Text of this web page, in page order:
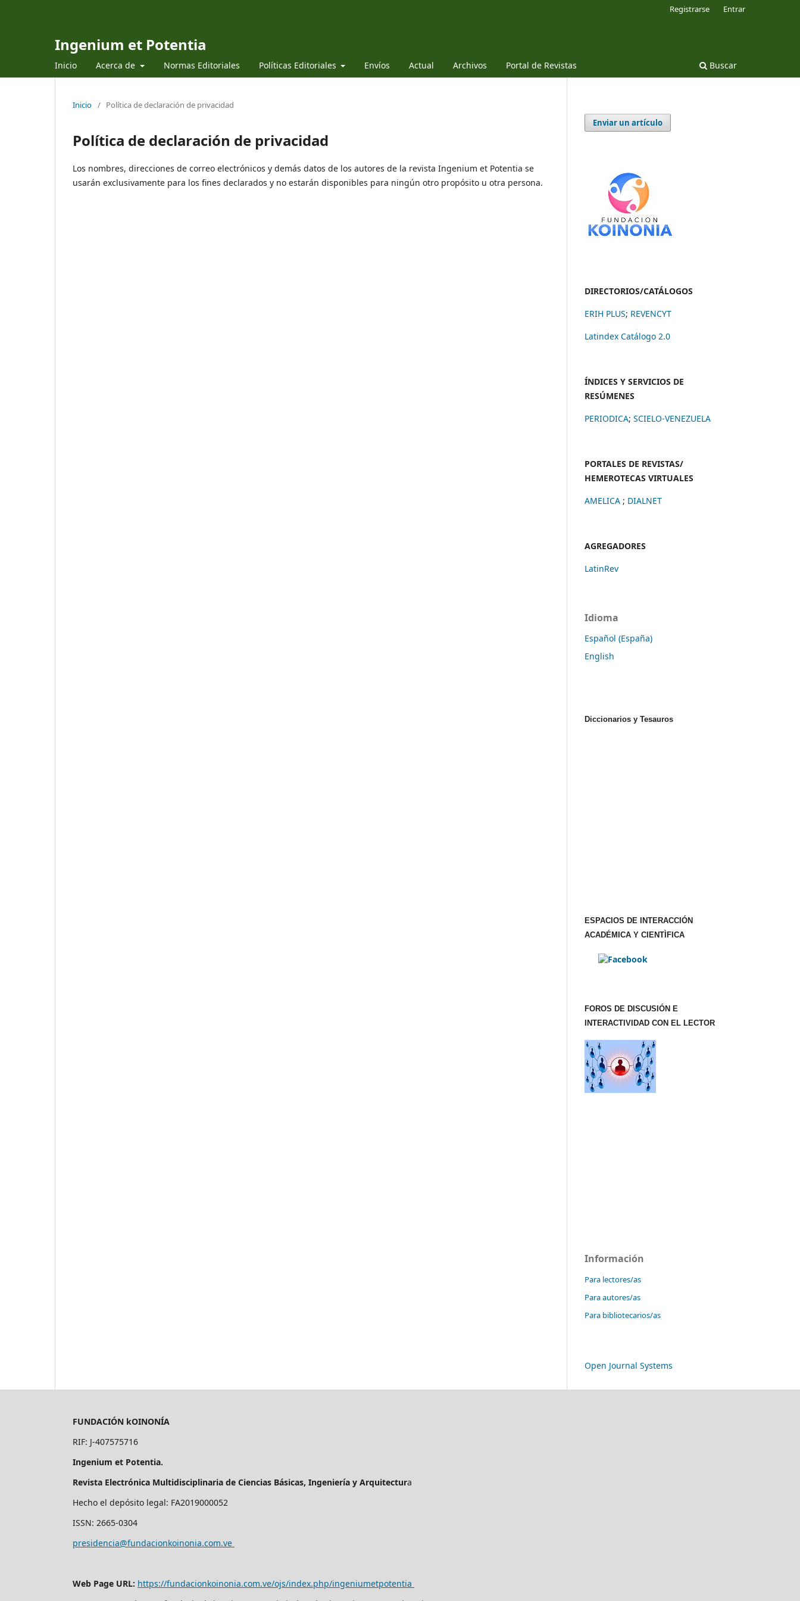
Ingenium et Potentia
Inicio Acerca de Normas Editoriales Políticas Editoriales Envíos Actual Archivos Portal de Revistas Buscar
Registrarse Entrar
Inicio / Política de declaración de privacidad
Política de declaración de privacidad
Los nombres, direcciones de correo electrónicos y demás datos de los autores de la revista Ingenium et Potentia se
usarán exclusivamente para los fines declarados y no estarán disponibles para ningún otro propósito u otra persona.
Enviar un artículo
DIRECTORIOS/CATÁLOGOS
ERIH PLUS; REVENCYT
Latindex Catálogo 2.0
ÍNDICES Y SERVICIOS DE
RESÚMENES
PERIODICA; SCIELO-VENEZUELA
PORTALES DE REVISTAS/
HEMEROTECAS VIRTUALES
AMELICA ; DIALNET
AGREGADORES
LatinRev
Idioma
Español (España)
English
Diccionarios y Tesauros
ESPACIOS DE INTERACCIÓN
ACADÉMICA Y CIENTÌFICA
FOROS DE DISCUSIÓN E
INTERACTIVIDAD CON EL LECTOR
Información
Para lectores/as
Para autores/as
Para bibliotecarios/as
Open Journal Systems
FUNDACIÓN kOINONÍA
RIF: J-407575716
Ingenium et Potentia.
Revista Electrónica Multidisciplinaria de Ciencias Básicas, Ingeniería y Arquitectura
Hecho el depósito legal: FA2019000052
ISSN: 2665-0304
presidencia@fundacionkoinonia.com.ve
Web Page URL: https://fundacionkoinonia.com.ve/ojs/index.php/ingeniumetpotentia